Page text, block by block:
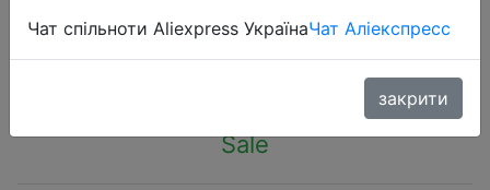
$1.05
Sale
Чат спільноти Aliexpress УкраїнаЧат Аліекспресс
закрити